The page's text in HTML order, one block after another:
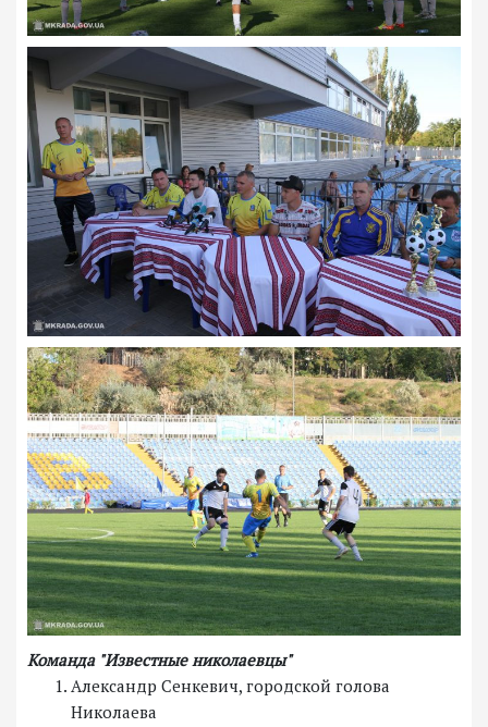
Команда "Известные николаевцы"
Александр Сенкевич, городской голова
Николаева